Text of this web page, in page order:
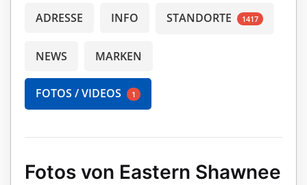
ADRESSE INFO STANDORTE 1417
NEWS MARKEN
FOTOS / VIDEOS 1
Fotos von Eastern Shawnee